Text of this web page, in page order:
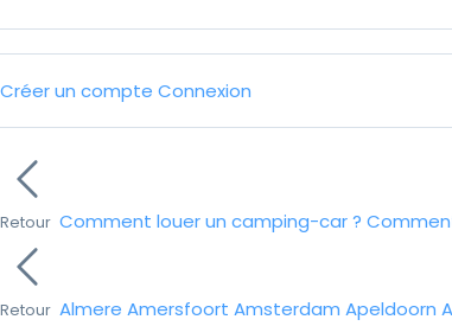
Créer un compte Connexion
Retour Comment louer un camping-car ?
Retour Almere Amersfoort Amsterdam Apeldoorn